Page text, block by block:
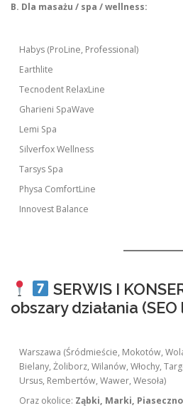
B. Dla masażu / spa / wellness:
Habys (ProLine, Professional)
Earthlite
Tecnodent RelaxLine
Gharieni SpaWave
Lemi Spa
Silverfox Wellness
Tarsys Spa
Physa ComfortLine
Innovest Balance
SERWIS I
obszary działania
Warszawa (Śródmieście, Mokotów,
Bielany, Żoliborz, Wilanów, Włochy,
Ursus, Rembertów, Wawer, Wesoła)
Oraz okolice: Ząbki, Marki,